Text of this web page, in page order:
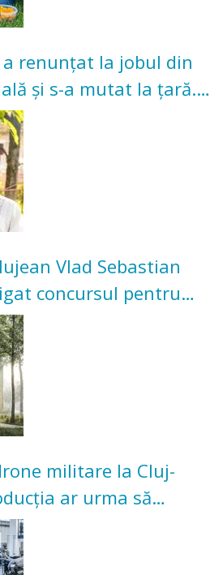
a renunțat la jobul din
și s-a mutat la țară.
legume în grădina
Vlad Sebastian
concursul pentru
Grădinii Casei
militare la Cluj-
ar urma să
acestui an